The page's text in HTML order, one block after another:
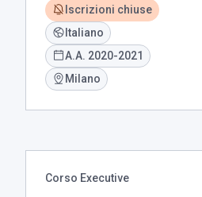
Iscrizioni chiuse
Italiano
A.A. 2020-2021
Milano
Corso Executive